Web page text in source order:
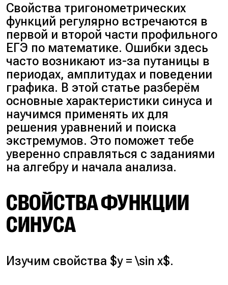
Свойства тригонометрических
функций регулярно встречаются в
первой и второй части профильного
ЕГЭ по математике. Ошибки здесь
часто возникают из-за путаницы в
периодах, амплитудах и поведении
графика. В этой статье разберём
основные характеристики синуса и
научимся применять их для
решения уравнений и поиска
экстремумов. Это поможет тебе
уверенно справляться с заданиями
на алгебру и начала анализа.
СВОЙСТВА ФУНКЦИИ
СИНУСА
Изучим свойства $y = \sin x$.